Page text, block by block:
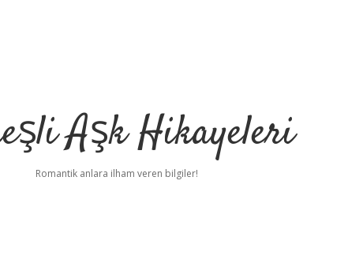
Aşk Hikayeleri
Romantik anlara ilham veren bilgiler!